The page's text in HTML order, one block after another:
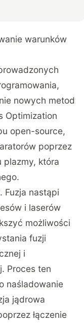
warunków
nowych metod
Optimization
open-source,
poprzez
plazmy, która
Fuzja nastąpi
i laserów
możliwości
fuzji
i
Proces ten
naśladowanie
jądrowa
łączenie